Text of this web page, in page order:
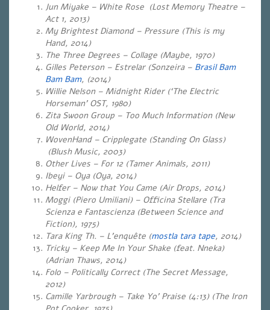
Jun Miyake – White Rose (Lost Memory Theatre –
Act 1, 2013)
My Brightest Diamond – Pressure (This is my
Hand, 2014)
The Three Degrees – Collage (Maybe, 1970)
Gilles Peterson – Estrelar (Sonzeira – Brasil Bam
Bam Bam, (2014)
Willie Nelson – Midnight Rider (‘The Electric
Horseman’ OST, 1980)
Zita Swoon Group – Too Much Information (New
Old World, 2014)
WovenHand – Cripplegate (Standing On Glass)
(Blush Music, 2003)
Other Lives – For 12 (Tamer Animals, 2011)
Ibeyi – Oya (Oya, 2014)
Helfer – Now that You Came (Air Drops, 2014)
Moggi (Piero Umiliani) – Officina Stellare (Tra
Scienza e Fantascienza (Between Science and
Fiction), 1975)
Tara King Th. – L’enquête (mostla tara tape, 2014)
Tricky – Keep Me In Your Shake (feat. Nneka)
(Adrian Thaws, 2014)
Folo – Politically Correct (The Secret Message,
2012)
Camille Yarbrough – Take Yo’ Praise (4:13) (The Iron